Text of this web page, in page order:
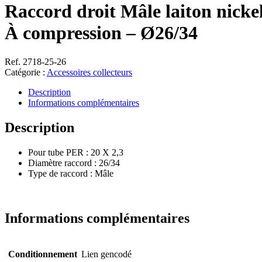
Raccord droit Mâle laiton
À compression – Ø26/34
Ref. 2718-25-26
Catégorie : Accessoires collecteurs
Description
Informations complémentaires
Description
Pour tube PER : 20 X 2,3
Diamètre raccord : 26/34
Type de raccord : Mâle
Informations complémentaires
Conditionnement Lien gencodé